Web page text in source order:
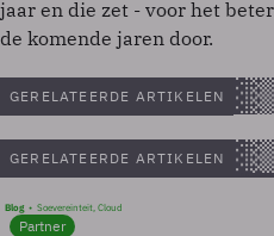
jaar en die zet - voor het
de komende jaren door.
GERELATEERDE ARTIKELEN
GERELATEERDE ARTIKELEN
Blog Soevereinteit, Cloud
Partner